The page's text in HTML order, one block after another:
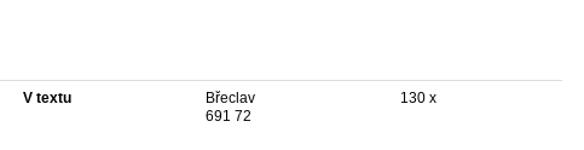
V textu
Břeclav
691 72
130 x